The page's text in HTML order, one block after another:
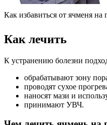
Как избавиться от ячменя на
Как лечить
К устранению болезни
обрабатывают зону
проводят сухое
наносят мази и
принимают УВЧ.